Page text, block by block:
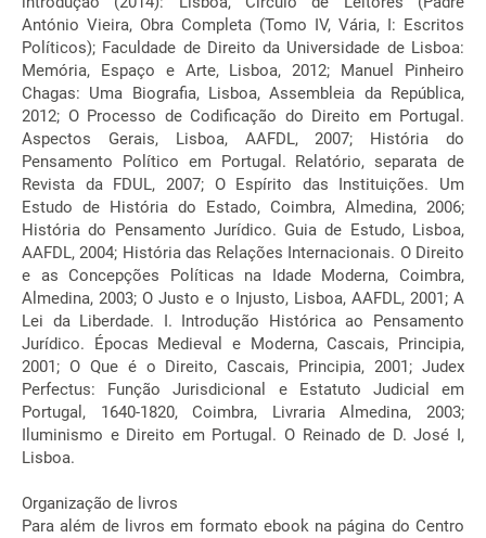
António Vieira, Obra Completa (Tomo IV, Vária, I: Escritos
Políticos); Faculdade de Direito da Universidade de Lisboa:
Memória, Espaço e Arte, Lisboa, 2012; Manuel Pinheiro
Chagas: Uma Biografia, Lisboa, Assembleia da República,
2012; O Processo de Codificação do Direito em Portugal.
Aspectos Gerais, Lisboa, AAFDL, 2007; História do
Pensamento Político em Portugal. Relatório, separata de
Revista da FDUL, 2007; O Espírito das Instituições. Um
Estudo de História do Estado, Coimbra, Almedina, 2006;
História do Pensamento Jurídico. Guia de Estudo, Lisboa,
AAFDL, 2004; História das Relações Internacionais. O Direito
e as Concepções Políticas na Idade Moderna, Coimbra,
Almedina, 2003; O Justo e o Injusto, Lisboa, AAFDL, 2001; A
Lei da Liberdade. I. Introdução Histórica ao Pensamento
Jurídico. Épocas Medieval e Moderna, Cascais, Principia,
2001; O Que é o Direito, Cascais, Principia, 2001; Judex
Perfectus: Função Jurisdicional e Estatuto Judicial em
Portugal, 1640-1820, Coimbra, Livraria Almedina, 2003;
Iluminismo e Direito em Portugal. O Reinado de D. José I,
Lisboa.
Organização de livros
Para além de livros em formato ebook na página do Centro